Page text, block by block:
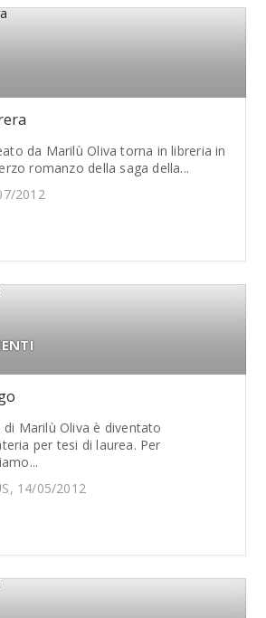
da Marilù Oliva torna in libreria in
romanzo della saga della...
2012
di Marilù Oliva è diventato
per tesi di laurea. Per
14/05/2012